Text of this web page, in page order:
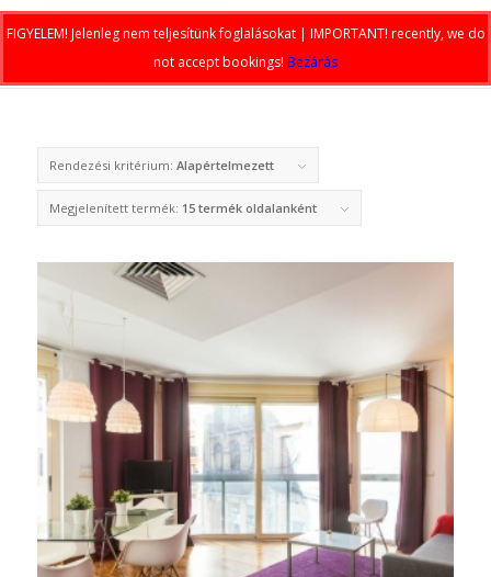
FIGYELEM! Jelenleg nem teljesítünk foglalásokat | IMPORTANT! recently, we do
not accept bookings! Bezárás
Rendezési kritérium: Alapértelmezett
Megjelenített termék: 15 termék oldalanként